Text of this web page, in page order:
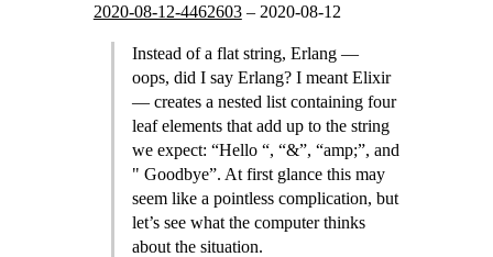
2020-08-12-4462603– 2020-08-12
Instead of a flat string, Erlang —
oops, did I say Erlang? I meant Elixir
— creates a nested list containing four
leaf elements that add up to the string
we expect: “Hello “, “&”, “amp;”, and
" Goodbye”. At first glance this may
seem like a pointless complication, but
let’s see what the computer thinks
about the situation.